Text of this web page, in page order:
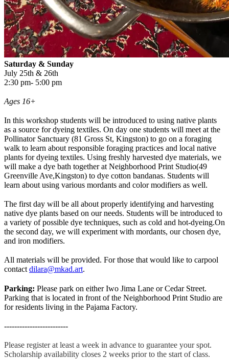
Saturday & Sunday
July 25th & 26th
2:30 pm- 5:00 pm
Ages 16+
In this workshop students will be introduced to using native plants
as a source for dyeing textiles. On day one students will meet at the
Pollinator Sanctuary (81 Gross St, Kingston) to go on a foraging
walk to learn about responsible foraging practices and local native
plants for dyeing textiles. Using freshly harvested dye materials, we
will make a dye bath together at Neighborhood Print Studio(49
Greenville Ave,Kingston) to dye cotton bandanas. Students will
learn about using various mordants and color modifiers as well.
The first day will be all about properly identifying and harvesting
native dye plants based on our needs. Students will be introduced to
a variety of possible dye techniques, such as cold and hot-dyeing.On
the second day, we will experiment with mordants, our chosen dye,
and iron modifiers.
All materials will be provided. For those that would like to carpool
contactdilara@mkad.art.
Parking: Please park on either Iwo Jima Lane or Cedar Street.
Parking that is located in front of the Neighborhood Print Studio are
for residents living in the Pajama Factory.
-------------------------
Please register at least a week in advance to guarantee your spot.
Scholarship availability closes 2 weeks prior to the start of class.